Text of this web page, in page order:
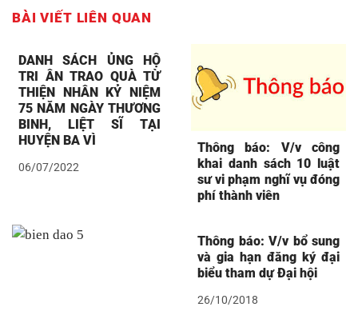
BÀI VIẾT LIÊN QUAN
DANH SÁCH ỦNG HỘ
TRI ÂN TRAO QUÀ TỪ
THIỆN NHÂN KỶ NIỆM
75 NĂM NGÀY THƯƠNG
BINH, LIỆT SĨ TẠI
HUYỆN BA VÌ
06/07/2022
Thông báo: V/v công
khai danh sách 10 luật
sư vi phạm nghĩ vụ đóng
phí thành viên
Thông báo: V/v bổ sung
và gia hạn đăng ký đại
biểu tham dự Đại hội
26/10/2018